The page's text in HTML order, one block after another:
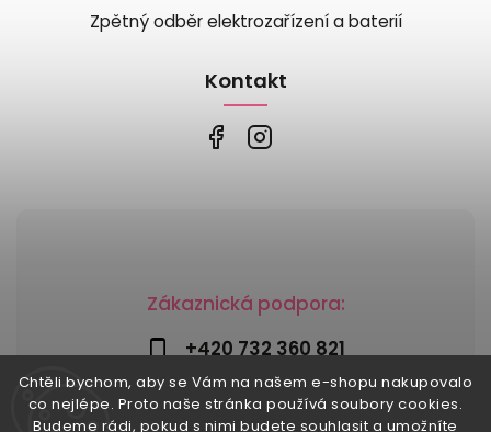
Chtěli bychom, aby se Vám na našem e-shopu nakupovalo
co nejlépe. Proto naše stránka používá soubory cookies.
Budeme rádi, pokud s nimi budete souhlasit a umožníte
Zákaznická podpora:
+420 732 360 821
info@risesnu.cz
Zpětný odběr elektrozařízení a baterií
Kontakt